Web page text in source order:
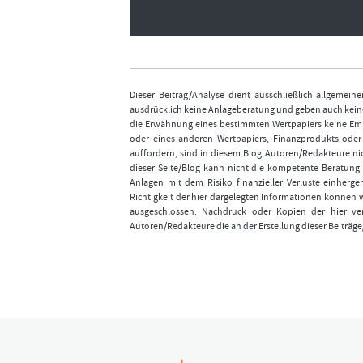
Dieser Beitrag/Analyse dient ausschließlich
ausdrücklich keine Anlageberatung und geben auch
die Erwähnung eines bestimmten Wertpapiers keine
oder eines anderen Wertpapiers, Finanzprodukts
auffordern, sind in diesem Blog Autoren/Redakteure
dieser Seite/Blog kann nicht die kompetente
Anlagen mit dem Risiko finanzieller Verluste
Richtigkeit der hier dargelegten Informationen können
ausgeschlossen. Nachdruck oder Kopien der hier
Autoren/Redakteure die an der Erstellung dieser